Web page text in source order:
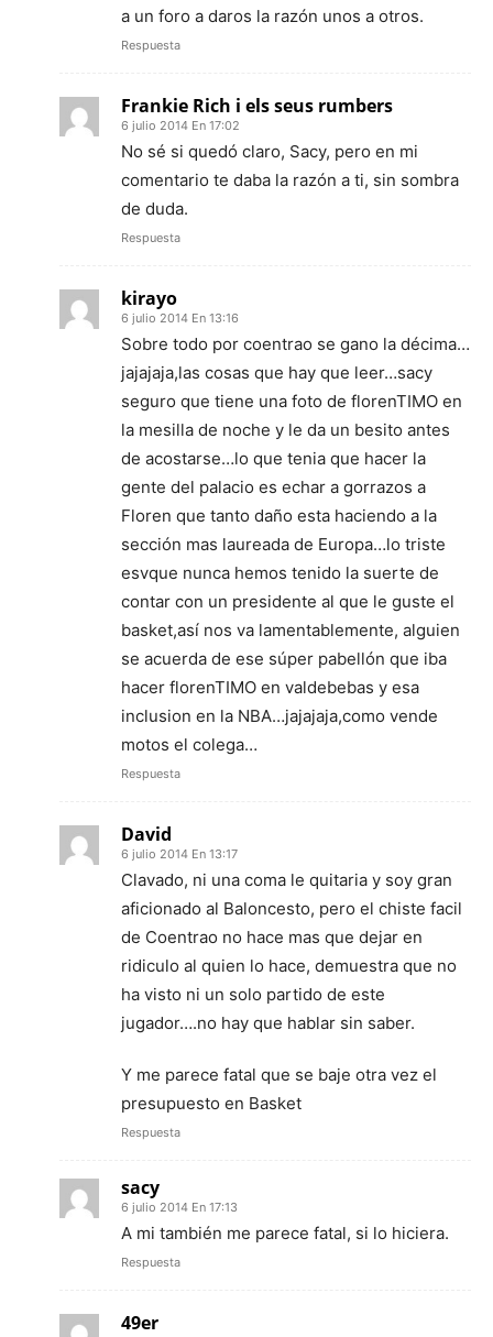
a un foro a daros la razón unos a otros.
Respuesta
Frankie Rich i els seus rumbers
6 julio 2014 En 17:02
No sé si quedó claro, Sacy, pero en mi
comentario te daba la razón a ti, sin sombra
de duda.
Respuesta
kirayo
6 julio 2014 En 13:16
Sobre todo por coentrao se gano la décima…
jajajaja,las cosas que hay que leer…sacy
seguro que tiene una foto de florenTIMO en
la mesilla de noche y le da un besito antes
de acostarse…lo que tenia que hacer la
gente del palacio es echar a gorrazos a
Floren que tanto daño esta haciendo a la
sección mas laureada de Europa…lo triste
esvque nunca hemos tenido la suerte de
contar con un presidente al que le guste el
basket,así nos va lamentablemente, alguien
se acuerda de ese súper pabellón que iba
hacer florenTIMO en valdebebas y esa
inclusion en la NBA…jajajaja,como vende
motos el colega…
Respuesta
David
6 julio 2014 En 13:17
Clavado, ni una coma le quitaria y soy gran
aficionado al Baloncesto, pero el chiste facil
de Coentrao no hace mas que dejar en
ridiculo al quien lo hace, demuestra que no
ha visto ni un solo partido de este
jugador….no hay que hablar sin saber.
Y me parece fatal que se baje otra vez el
presupuesto en Basket
Respuesta
sacy
6 julio 2014 En 17:13
A mi también me parece fatal, si lo hiciera.
Respuesta
49er